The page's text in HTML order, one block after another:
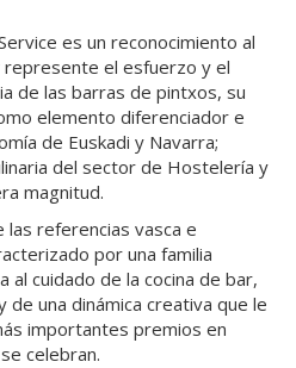
es un reconocimiento al
el esfuerzo y el
de las barras de pintxos, su
elemento diferenciador e
de Euskadi y Navarra;
del sector de Hostelería y
magnitud.
las referencias vasca e
por una familia
al cuidado de la cocina de bar,
de una dinámica creativa que le
importantes premios en
celebran.